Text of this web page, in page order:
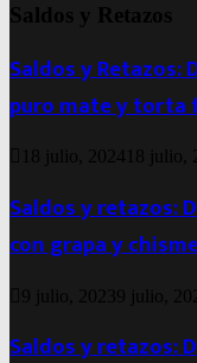
Saldos y Retazos
Saldos y Retazos:
puro mate y
18 julio, 2024 18 julio,
Saldos y retazos:
con grapa y
9 julio, 20239 julio,
Saldos y retazos: